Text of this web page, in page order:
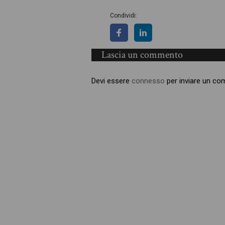
Condividi:
Lascia un commento
Devi essere connesso per inviare un